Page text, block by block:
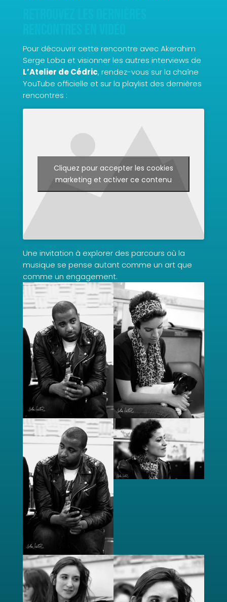
Pour découvrir cette rencontre avec Akerahim
Serge Loba et visionner les autres interviews de
L’Atelier de Cédric, rendez-vous sur la chaîne
YouTube officielle et sur la playlist des dernières
rencontres :
Cliquez pour accepter les cookies
marketing et activer ce contenu
Une invitation à explorer des parcours où la
musique se pense autant comme un art que
comme un engagement.